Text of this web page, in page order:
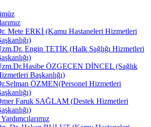
Mete ERKİ (Kamu Hastaneleri Hizmetleri
Engin TETİK (Halk Sağlığı Hizmetleri
ÖZGEÇEN DİNCEL (Sağlık
Başkanlığı)
ÖZMEN(Personel Hizmetleri
Faruk SAĞLAM (Destek Hizmetleri